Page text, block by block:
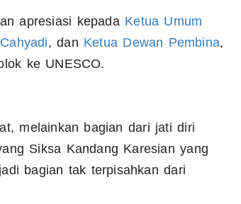
apresiasi kepada Ketua Umum
Cahyadi, dan Ketua Dewan Pembina,
ke UNESCO.
melainkan bagian dari jati diri
Siksa Kandang Karesian yang
bagian tak terpisahkan dari